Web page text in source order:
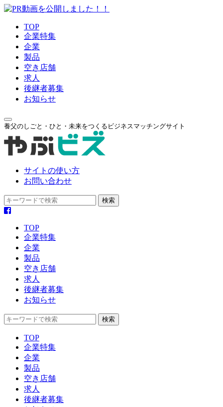
TOP
企業特集
企業
製品
空き店舗
求人
後継者募集
お知らせ
養父のしごと・ひと・未来をつくるビジネスマッチングサイト
サイトの使い方
お問い合わせ
TOP
企業特集
企業
製品
空き店舗
求人
後継者募集
お知らせ
TOP
企業特集
企業
製品
空き店舗
求人
後継者募集